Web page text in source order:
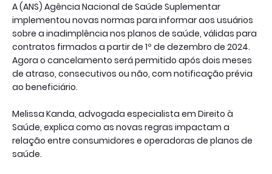
A (ANS) Agência Nacional de Saúde Suplementar
implementou novas normas para informar aos usuários
sobre a inadimplência nos planos de saúde, válidas para
contratos firmados a partir de 1º de dezembro de 2024.
Agora o cancelamento será permitido após dois meses
de atraso, consecutivos ou não, com notificação prévia
ao beneficiário.
Melissa Kanda, advogada especialista em Direito à
Saúde, explica como as novas regras impactam a
relação entre consumidores e operadoras de planos de
saúde.